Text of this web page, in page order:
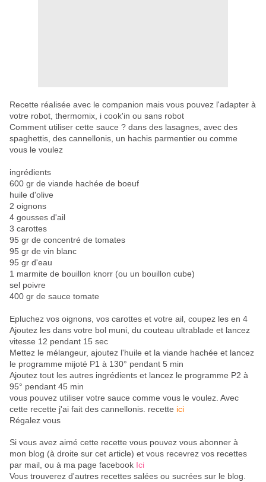
Recette réalisée avec le companion mais vous pouvez l'adapter à
votre robot, thermomix, i cook'in ou sans robot
Comment utiliser cette sauce ? dans des lasagnes, avec des
spaghettis, des cannellonis, un hachis parmentier ou comme
vous le voulez
ingrédients
600 gr de viande hachée de boeuf
huile d'olive
2 oignons
4 gousses d'ail
3 carottes
95 gr de concentré de tomates
95 gr de vin blanc
95 gr d'eau
1 marmite de bouillon knorr (ou un bouillon cube)
sel poivre
400 gr de sauce tomate
Epluchez vos oignons, vos carottes et votre ail, coupez les en 4
Ajoutez les dans votre bol muni, du couteau ultrablade et lancez
vitesse 12 pendant 15 sec
Mettez le mélangeur, ajoutez l'huile et la viande hachée et lancez
le programme mijoté P1 à 130° pendant 5 min
Ajoutez tout les autres ingrédients et lancez le programme P2 à
95° pendant 45 min
vous pouvez utiliser votre sauce comme vous le voulez. Avec
cette recette j'ai fait des cannellonis. recette ici
Régalez vous
Si vous avez aimé cette recette vous pouvez vous abonner à
mon blog (à droite sur cet article) et vous recevrez vos recettes
par mail, ou à ma page facebook Ici
Vous trouverez d'autres recettes salées ou sucrées sur le blog.